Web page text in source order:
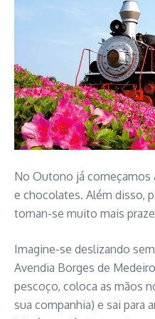
No Outono já começamos
e chocolates. Além disso,
tornan-se muito mais
Imagine-se deslizando
Avendia Borges de
pescoço, coloca as mãos
sua companhia) e sai para